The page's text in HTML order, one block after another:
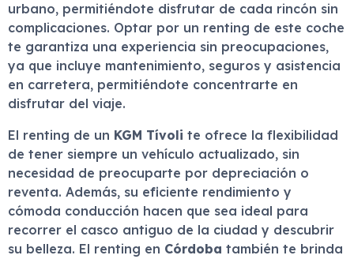
urbano, permitiéndote disfrutar de cada rincón sin
complicaciones. Optar por un renting de este coche
te garantiza una experiencia sin preocupaciones,
ya que incluye mantenimiento, seguros y asistencia
en carretera, permitiéndote concentrarte en
disfrutar del viaje.
El renting de un KGM Tívoli te ofrece la flexibilidad
de tener siempre un vehículo actualizado, sin
necesidad de preocuparte por depreciación o
reventa. Además, su eficiente rendimiento y
cómoda conducción hacen que sea ideal para
recorrer el casco antiguo de la ciudad y descubrir
su belleza. El renting en Córdoba también te brinda